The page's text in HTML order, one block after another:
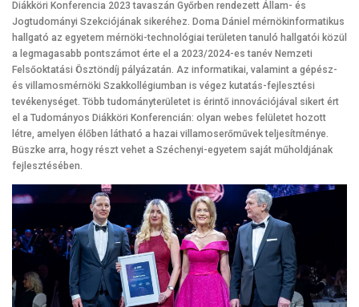
Diákköri Konferencia 2023 tavaszán Győrben rendezett Állam- és
Jogtudományi Szekciójának sikeréhez. Doma Dániel mérnökinformatikus
hallgató az egyetem mérnöki-technológiai területen tanuló hallgatói közül
a legmagasabb pontszámot érte el a 2023/2024-es tanév Nemzeti
Felsőoktatási Ösztöndíj pályázatán. Az informatikai, valamint a gépész-
és villamosmérnöki Szakkollégiumban is végez kutatás-fejlesztési
tevékenységet. Több tudományterületet is érintő innovációjával sikert ért
el a Tudományos Diákköri Konferencián: olyan webes felületet hozott
létre, amelyen élőben látható a hazai villamoserőművek teljesítménye.
Büszke arra, hogy részt vehet a Széchenyi-egyetem saját műholdjának
fejlesztésében.